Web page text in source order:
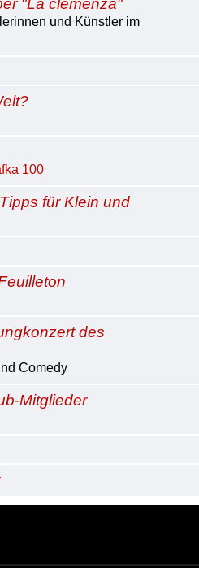
"La clemenza"
und Künstler im
100
für Klein und
des
Comedy
Mitglieder